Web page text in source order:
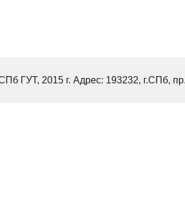
ГУТ, 2015 г. Адрес: 193232, г.СПб,